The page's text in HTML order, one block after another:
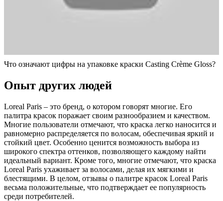
Что означают цифры на упаковке краски Casting Crème Gloss?
Опыт других людей
Loreal Paris – это бренд, о котором говорят многие. Его
палитра красок поражает своим разнообразием и качеством.
Многие пользователи отмечают, что краска легко наносится и
равномерно распределяется по волосам, обеспечивая яркий и
стойкий цвет. Особенно ценится возможность выбора из
широкого спектра оттенков, позволяющего каждому найти
идеальный вариант. Кроме того, многие отмечают, что краска
Loreal Paris ухаживает за волосами, делая их мягкими и
блестящими. В целом, отзывы о палитре красок Loreal Paris
весьма положительные, что подтверждает ее популярность
среди потребителей.